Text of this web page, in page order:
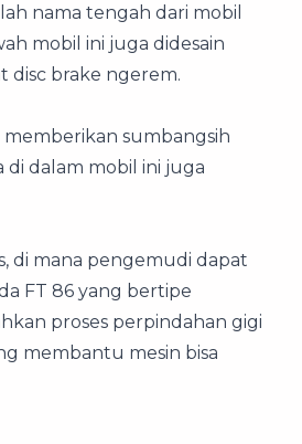
nama tengah dari mobil
mobil ini juga didesain
disc brake ngerem.
sumbangsih
dalam mobil ini juga
di mana pengemudi dapat
FT 86 yang bertipe
proses perpindahan gigi
membantu mesin bisa